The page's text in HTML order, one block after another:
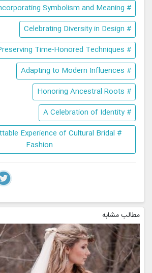
# Incorporating Symbolism and Meaning
# Celebrating Diversity in Design
# Preserving Time-Honored Techniques
# Adapting to Modern Influences
# Honoring Ancestral Roots
# A Celebration of Identity
Experience of Cultural Bridal
Fashion
مطالب مشابه